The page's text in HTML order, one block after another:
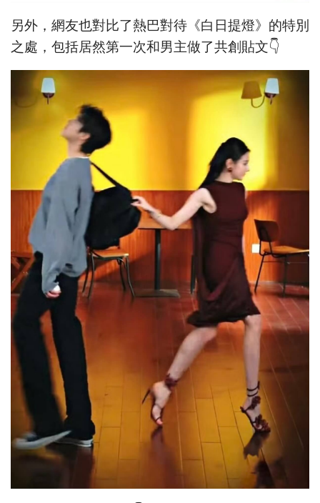
另外，網友也對比了熱巴對待《白日提燈》的特別
之處，包括居然第一次和男主做了共創貼文👇